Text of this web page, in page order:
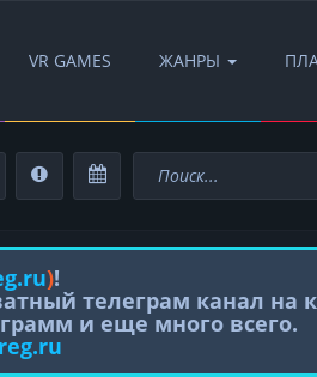
VR GAMES ЖАНРЫ
)!
телеграм канал на
и еще много всего.